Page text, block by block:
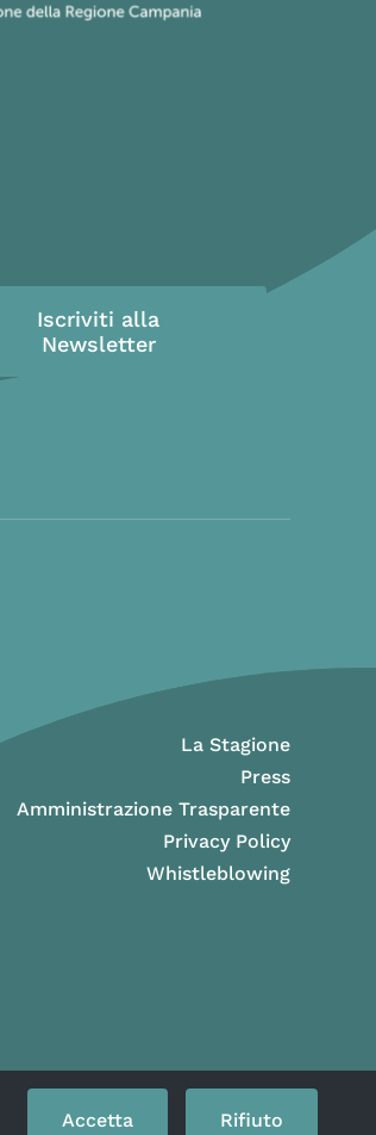
Iscriviti alla
Newsletter
La Stagione
Press
Amministrazione Trasparente
Privacy Policy
Whistleblowing
Accetta Rifiuto